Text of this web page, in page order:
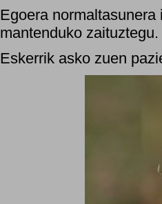
Egoera
mantenduko
Eskerrik asko zuen